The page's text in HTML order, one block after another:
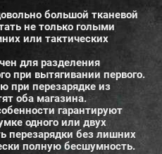
большой тканевой
не только голыми
или тактических
для разделения
при вытягивании первого.
при перезарядке из
оба магазина.
гарантируют
одного или двух
перезарядки без лишних
полную бесшумность.